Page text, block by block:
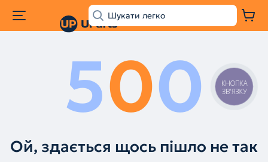
500
Ой, здається щось пішло не так
КНОПКА
ЗВ'ЯЗКУ